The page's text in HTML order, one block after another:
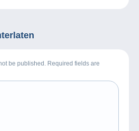
be published. Required fields are